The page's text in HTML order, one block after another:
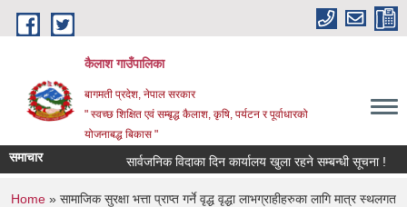
Skip to main content
कैलाश गाउँपालिका
बागमती प्रदेश, नेपाल सरकार
" स्वच्छ शिक्षित एवं सम्बृद्ध कैलाश, कृषि, पर्यटन र पूर्वाधारको
योजनाबद्ध बिकास "
समाचार सार्वजनिक विदाका दिन कार्यालय खुला रहने सम्बन्धी सूचना !
Home » सामाजिक सुरक्षा भत्ता प्राप्‍त गर्ने वृद्ध वृद्धा लाभग्राहीहरुका लागि मात्र स्थलगत